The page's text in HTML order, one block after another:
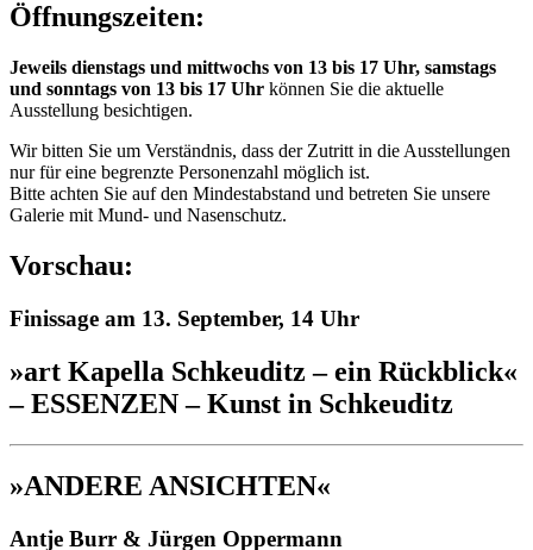
Öffnungszeiten:
Jeweils dienstags und mittwochs von 13 bis 17 Uhr, samstags
und sonntags von 13 bis 17 Uhr können Sie die aktuelle
Ausstellung besichtigen.
Wir bitten Sie um Verständnis, dass der Zutritt in die Ausstellungen
nur für eine begrenzte Personenzahl möglich ist.
Bitte achten Sie auf den Mindestabstand und betreten Sie unsere
Galerie mit Mund- und Nasenschutz.
Vorschau:
Finissage am 13. September, 14 Uhr
»art Kapella Schkeuditz – ein Rückblick«
– ESSENZEN – Kunst in Schkeuditz
»ANDERE ANSICHTEN«
Antje Burr & Jürgen Oppermann